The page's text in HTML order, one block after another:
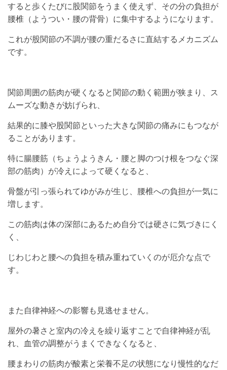
すると歩くたびに股関節をうまく使えず、その分の負担が
腰椎（ようつい・腰の背骨）に集中するようになります。
これが股関節の不調が腰の重だるさに直結するメカニズム
です。
関節周囲の筋肉が硬くなると関節の動く範囲が狭まり、ス
ムーズな動きが妨げられ、
結果的に膝や股関節といった大きな関節の痛みにもつなが
ることがあります。
特に腸腰筋（ちょうようきん・腰と脚のつけ根をつなぐ深
部の筋肉）が冷えによって硬くなると、
骨盤が引っ張られてゆがみが生じ、腰椎への負担が一気に
増します。
この筋肉は体の深部にあるため自分では硬さに気づきにく
く、
じわじわと腰への負担を積み重ねていくのが厄介な点で
す。
また自律神経への影響も見逃せません。
屋外の暑さと室内の冷えを繰り返すことで自律神経が乱
れ、血管の調整がうまくできなくなると、
腰まわりの筋肉が酸素と栄養不足の状態になり慢性的なだ